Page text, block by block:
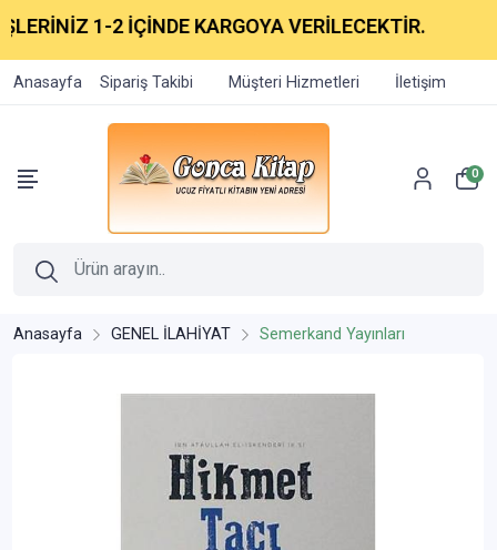
1-2 İÇİNDE KARGOYA VERİLECEKTİR.
Anasayfa Sipariş Takibi Müşteri Hizmetleri İletişim
0
Anasayfa GENEL İLAHİYAT Semerkand Yayınları